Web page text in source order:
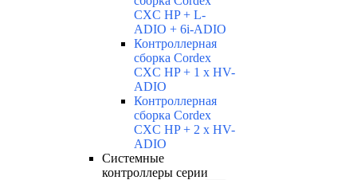
CXC HP + L-
ADIO + 6i-ADIO
Контроллерная
сборка Cordex
CXC HP + 1 x HV-
ADIO
Контроллерная
сборка Cordex
CXC HP + 2 x HV-
ADIO
Системные
контроллеры серии